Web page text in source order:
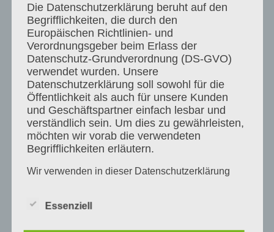
და მათ აქტიური მონაწილეობა მიიღონ
საქართველოს ბედის გადაწყვეტაში.“ –
აღნიშნა მიხეილ სააკაშვილმა.
2019
შეხვედრები, დისკუსიები
14,სასტუმრო
თარიღი:23.02.2020
Die Datenschutzerklärung beruht auf den
Begrifflichkeiten, die durch den
Europäischen Richtlinien- und
Verordnungsgeber beim Erlass der
Datenschutz-Grundverordnung (DS-GVO)
verwendet wurden. Unsere
Datenschutzerklärung soll sowohl für die
Öffentlichkeit als auch für unsere Kunden
und Geschäftspartner einfach lesbar und
verständlich sein. Um dies zu gewährleisten,
möchten wir vorab die verwendeten
Begrifflichkeiten erläutern.
Wir verwenden in dieser Datenschutzerklärung
Essenziell